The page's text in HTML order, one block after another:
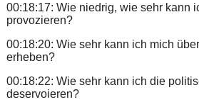
00:18:17: Wie niedrig, wie sehr kann
provozieren?
00:18:20: Wie sehr kann ich mich
erheben?
00:18:22: Wie sehr kann ich die
deservoieren?